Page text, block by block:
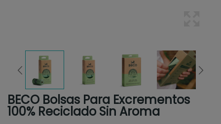
BECO Bolsas Para Excrementos
100% Reciclado Sin Aroma